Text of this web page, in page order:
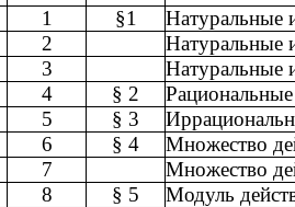
1 §1
Натуральные
2
Натуральные
3
Натуральные
4 § 2
Рациональные
5 § 3
6 § 4
Множество
7
Множество
8 § 5
Модуль